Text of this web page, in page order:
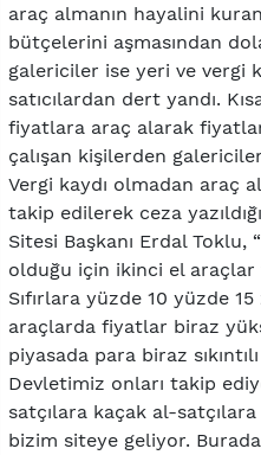
araç almanın hayalini
bütçelerini aşmasından
galericiler ise yeri ve vergi
satıcılardan dert yandı.
fiyatlara araç alarak
çalışan kişilerden
Vergi kaydı olmadan araç
takip edilerek ceza
Sitesi Başkanı Erdal Toklu,
olduğu için ikinci el
Sıfırlara yüzde 10 yüzde
araçlarda fiyatlar biraz
piyasada para biraz
Devletimiz onları takip
satçılara kaçak al-
bizim siteye geliyor.